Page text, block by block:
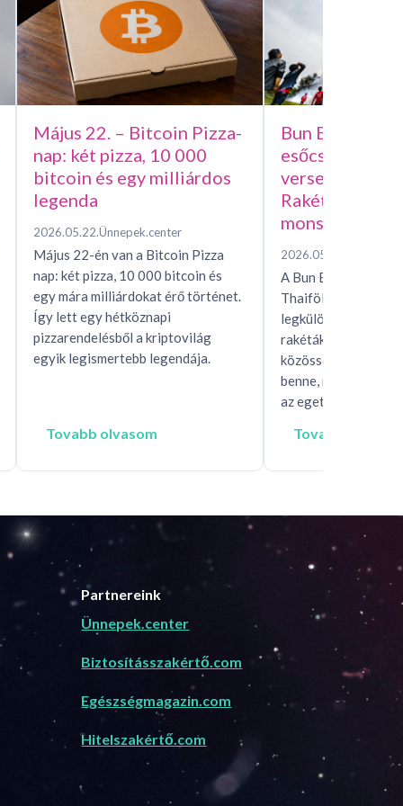
Május 22. – Bitcoin Pizza-
nap: két pizza, 10 000
bitcoin és egy milliárdos
legenda
2026.05.22.Ünnepek.center
Május 22-én van a Bitcoin Pizza
nap: két pizza, 10 000 bitcoin és
egy mára milliárdokat érő történet.
Így lett egy hétköznapi
pizzarendelésből a kriptovilág
egyik legismertebb legendája.
Tovabb olvasom
Bun Bang Fai –
esőcsináló
versenye,
monszunért
2026.05.15.
A Bun Bang Fai
Thaiföld és Laosz
legkülönösebb
rakéták, mítoszok,
közösségi rítusok
benne, miközben
az eget, hogy…
Tovabb
Partnereink
Ünnepek.center
Biztosításszakértő.com
Egészségmagazin.com
Hitelszakértő.com